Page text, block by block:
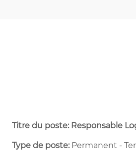
Titre du poste: Responsable
Type de poste:Permanent -